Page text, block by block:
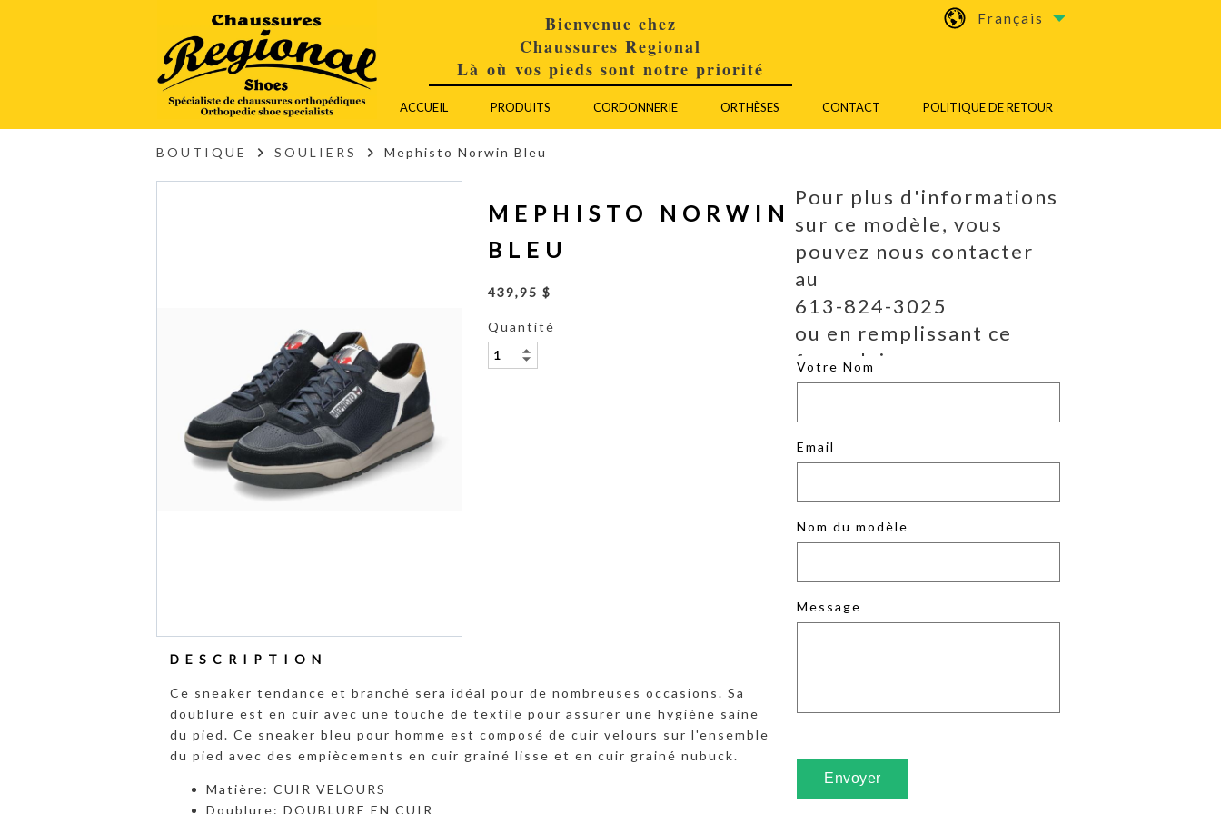
Français
Bienvenue chez
Chaussures Regional
Là où vos pieds sont notre priorité
ACCUEIL PRODUITS CORDONNERIE ORTHÈSES CONTACT POLITIQUE DE RETOUR
BOUTIQUE SOULIERS Mephisto Norwin Bleu
MEPHISTO NORWIN
BLEU
439,95 $
Quantité
DESCRIPTION
Ce sneaker tendance et branché sera idéal pour de nombreuses occasions. Sa
doublure est en cuir avec une touche de textile pour assurer une hygiène saine
du pied. Ce sneaker bleu pour homme est composé de cuir velours sur l'ensemble
du pied avec des empiècements en cuir grainé lisse et en cuir grainé nubuck.
Matière: CUIR VELOURS
Doublure: DOUBLURE EN CUIR
Pour plus d'informations
sur ce modèle, vous
pouvez nous contacter
au
613-824-3025
ou en remplissant ce
formulaire.
Votre Nom
Email
Nom du modèle
Message